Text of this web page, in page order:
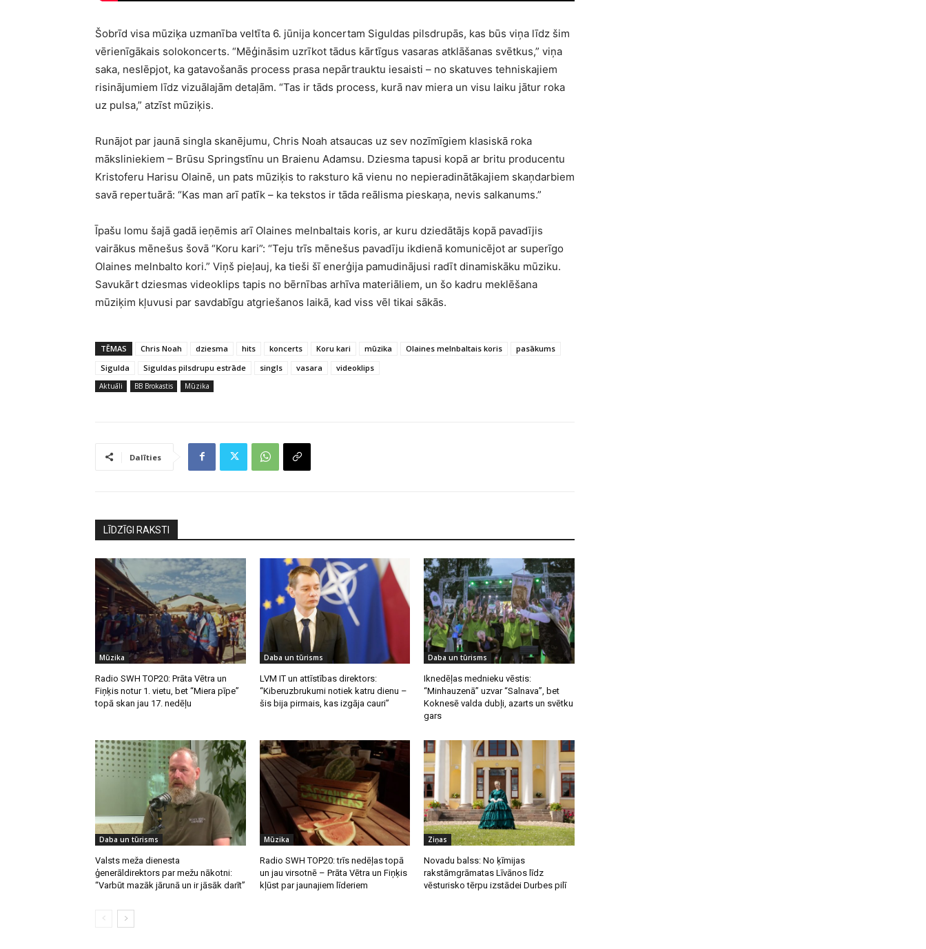
Šobrīd visa mūziķa uzmanība veltīta 6. jūnija koncertam Siguldas pilsdrupās, kas būs viņa līdz šim
vērienīgākais solokoncerts. “Mēģināsim uzrīkot tādus kārtīgus vasaras atklāšanas svētkus,” viņa
saka, neslēpjot, ka gatavošanās process prasa nepārtrauktu iesaisti – no skatuves tehniskajiem
risinājumiem līdz vizuālajām detaļām. “Tas ir tāds process, kurā nav miera un visu laiku jātur roka
uz pulsa,” atzīst mūziķis.
Runājot par jaunā singla skanējumu, Chris Noah atsaucas uz sev nozīmīgiem klasiskā roka
māksliniekiem – Brūsu Springstīnu un Braienu Adamsu. Dziesma tapusi kopā ar britu producentu
Kristoferu Harisu Olainē, un pats mūziķis to raksturo kā vienu no nepieradinātākajiem skaņdarbiem
savā repertuārā: “Kas man arī patīk – ka tekstos ir tāda reālisma pieskaņa, nevis salkanums.”
Īpašu lomu šajā gadā ieņēmis arī Olaines melnbaltais koris, ar kuru dziedātājs kopā pavadījis
vairākus mēnešus šovā “Koru kari”: “Teju trīs mēnešus pavadīju ikdienā komunicējot ar superīgo
Olaines melnbalto kori.” Viņš pieļauj, ka tieši šī enerģija pamudinājusi radīt dinamiskāku mūziku.
Savukārt dziesmas videoklips tapis no bērnības arhīva materiāliem, un šo kadru meklēšana
mūziķim kļuvusi par savdabīgu atgriešanos laikā, kad viss vēl tikai sākās.
TĒMAS Chris Noah dziesma hits koncerts Koru kari mūzika Olaines melnbaltais koris
pasākums
Sigulda
Siguldas pilsdrupu estrāde singls vasara videoklips
Aktuāli BB Brokastis Mūzika
Dalīties
LĪDZĪGI RAKSTI
Mūzika
Radio SWH TOP20: Prāta Vētra un
Fiņķis notur 1. vietu, bet “Miera pīpe”
topā skan jau 17. nedēļu
Daba un tūrisms
LVM IT un attīstības direktors:
“Kiberuzbrukumi notiek katru dienu –
šis bija pirmais, kas izgāja cauri”
Daba un tūrisms
Iknedēļas mednieku vēstis:
“Minhauzenā” uzvar “Salnava”, bet
Koknesē valda dubļi, azarts un svētku
gars
Daba un tūrisms
Valsts meža dienesta
ģenerāldirektors par mežu nākotni:
“Varbūt mazāk jārunā un ir jāsāk darīt”
Mūzika
Radio SWH TOP20: trīs nedēļas topā
un jau virsotnē – Prāta Vētra un Fiņķis
kļūst par jaunajiem līderiem
Ziņas
Novadu balss: No ķīmijas
rakstāmgrāmatas Līvānos līdz
vēsturisko tērpu izstādei Durbes pilī